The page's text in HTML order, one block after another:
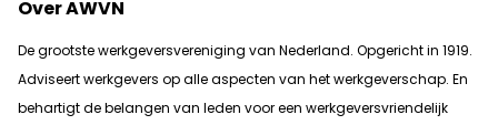
Over AWVN
De grootste werkgeversvereniging van Nederland. Opgericht in 1919.
Adviseert werkgevers op alle aspecten van het werkgeverschap. En
behartigt de belangen van leden voor een werkgeversvriendelijk